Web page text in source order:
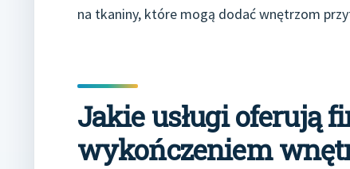
na tkaniny, które mogą dodać wnętrzom
Jakie usługi oferują
wykończeniem